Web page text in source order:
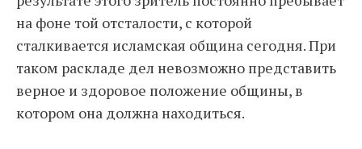
на фоне той отсталости, с которой
сталкивается исламская община сегодня. При
таком раскладе дел невозможно представить
верное и здоровое положение общины, в
котором она должна находиться.